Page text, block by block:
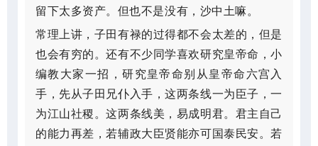
留下太多资产。但也不是没有，沙中土嘛。
常理上讲，子田有禄的过得都不会太差的，但是
也会有穷的。还有不少同学喜欢研究皇帝命，小
编教大家一招，研究皇帝命别从皇帝命六宫入
手，先从子田兄仆入手，这两条线一为臣子，一
为江山社稷。这两条线美，易成明君。君主自己
的能力再差，若辅政大臣贤能亦可国泰民安。若